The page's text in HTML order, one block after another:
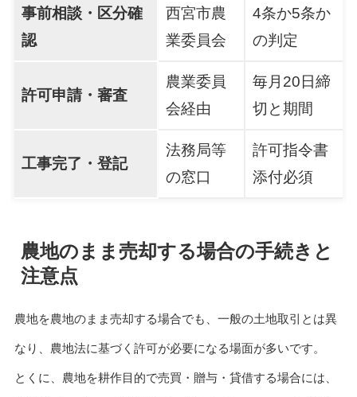
事前相談・区分確
認
西宮市農
業委員会
4条か5条か
の判定
許可申請・審査
農業委員
会経由
毎月20日締
切と期間
工事完了・登記
法務局等
の窓口
許可指令書
添付必須
農地のまま売却する場合の手続きと
注意点
農地を農地のまま売却する場合でも、一般の土地取引とは異
なり、農地法に基づく許可が必要になる場面が多いです。
とくに、農地を耕作目的で売買・贈与・貸借する場合には、